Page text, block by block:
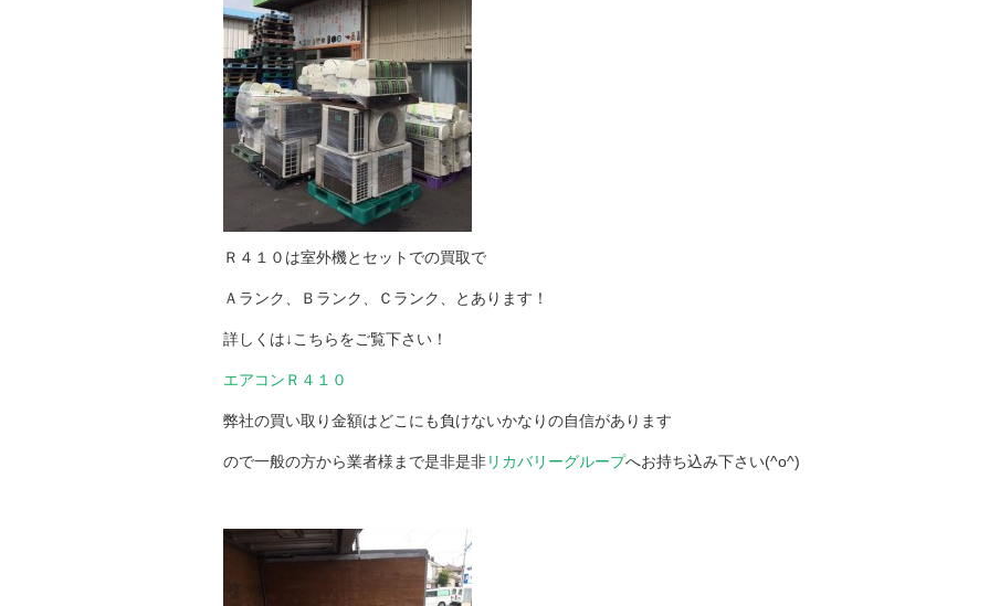
Ｒ４１０は室外機とセットでの買取で
Ａランク、Ｂランク、Ｃランク、とあります！
詳しくは↓こちらをご覧下さい！
エアコンＲ４１０
弊社の買い取り金額はどこにも負けないかなりの自信があります
ので一般の方から業者様まで是非是非リカバリーグループへお持ち込み下さい(^o^)